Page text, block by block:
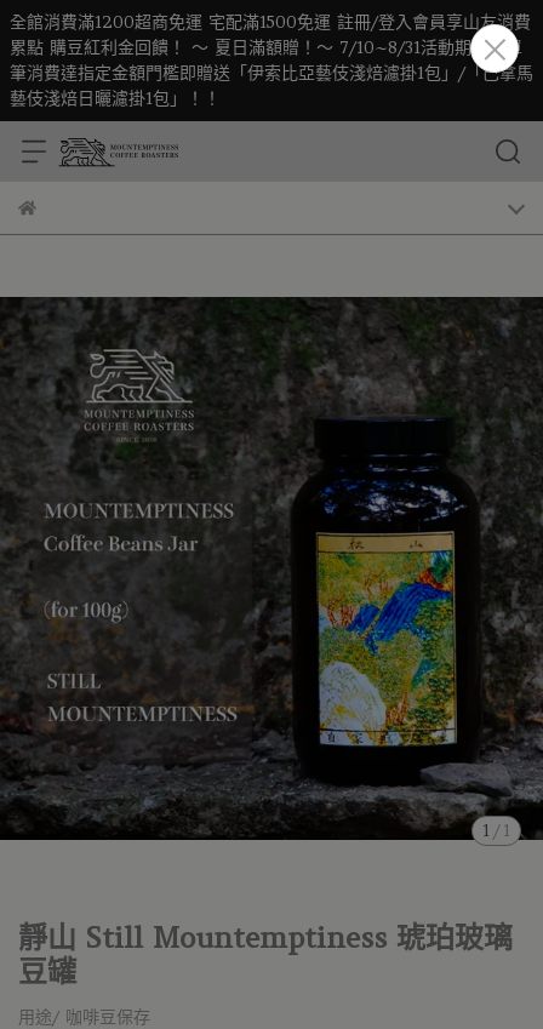
全館消費滿1200超商免運 宅配滿1500免運 註冊/登入會員享山友消費
累點 購豆紅利金回饋！ ～ 夏日滿額贈！～ 7/10~8/31活動期間凡單
筆消費達指定金額門檻即贈送「伊索比亞藝伎淺焙濾掛1包」/「巴拿馬
藝伎淺焙日曬濾掛1包」！！
1 / 1
靜山 Still Mountemptiness 琥珀玻璃
豆罐
用途/ 咖啡豆保存